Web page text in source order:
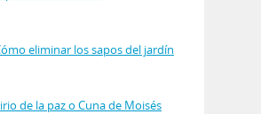
eliminar los sapos del jardín
de la paz o Cuna de Moisés